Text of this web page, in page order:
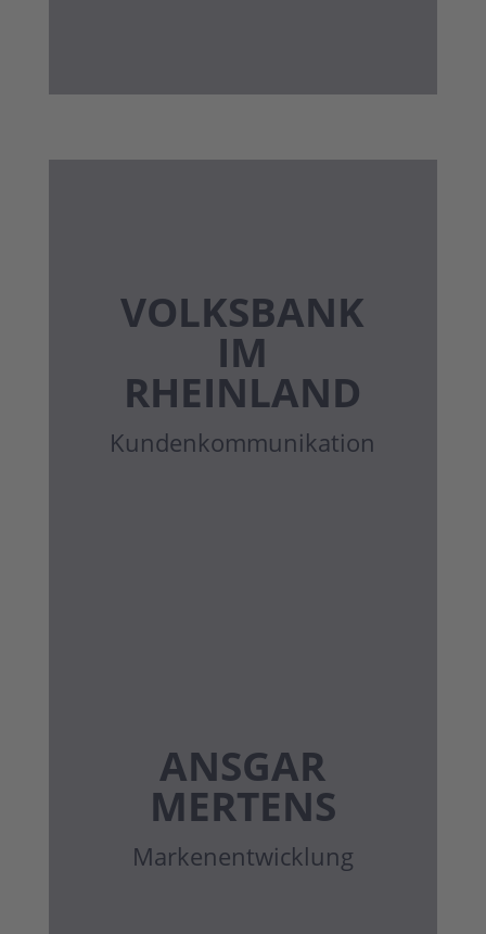
VOLKSBANK
IM
RHEINLAND
Kunden­kommunikation
ANSGAR
MERTENS
Marken­entwicklung